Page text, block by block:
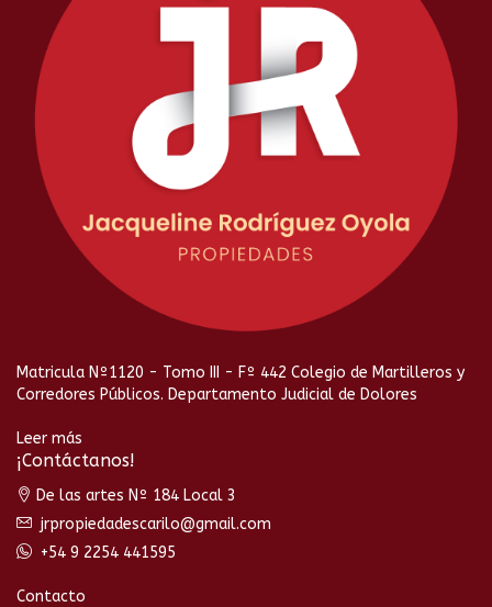
Matricula Nº1120 - Tomo III - Fº 442 Colegio de Martilleros y
Corredores Públicos. Departamento Judicial de Dolores
Leer más
¡Contáctanos!
De las artes Nº 184 Local 3
jrpropiedadescarilo@gmail.com
+54 9 2254 441595
Contacto